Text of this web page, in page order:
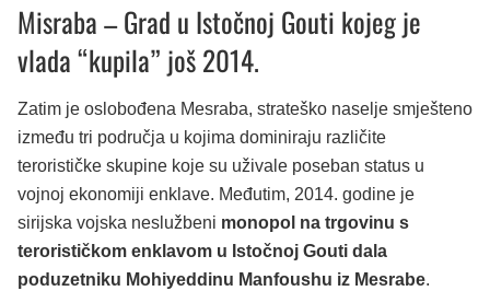
Misraba – Grad u Istočnoj Gouti kojeg je
vlada “kupila” još 2014.
Zatim je oslobođena Mesraba, strateško naselje smješteno
između tri područja u kojima dominiraju različite
terorističke skupine koje su uživale poseban status u
vojnoj ekonomiji enklave. Međutim, 2014. godine je
sirijska vojska neslužbeni monopol na trgovinu s
terorističkom enklavom u Istočnoj Gouti dala
poduzetniku Mohiyeddinu Manfoushu iz Mesrabe.